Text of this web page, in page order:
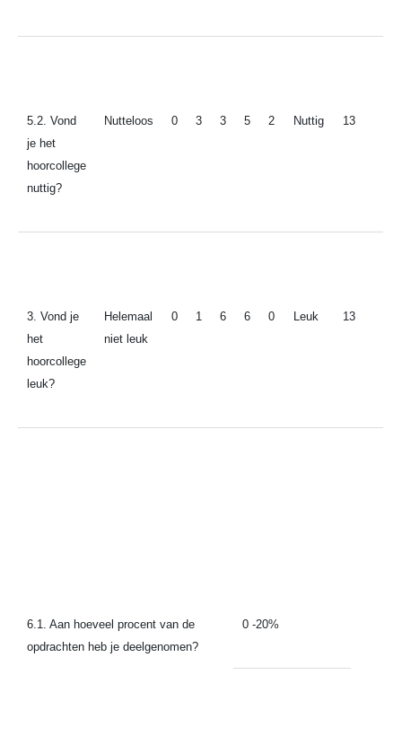
5.2. Vond
je het
hoorcollege
nuttig?
Nutteloos 0 3 3 5 2 Nuttig 13
3. Vond je
het
hoorcollege
leuk?
Helemaal
niet leuk
0 1 6 6 0 Leuk 13
6.1. Aan hoeveel procent van de
opdrachten heb je deelgenomen?
0 -20%